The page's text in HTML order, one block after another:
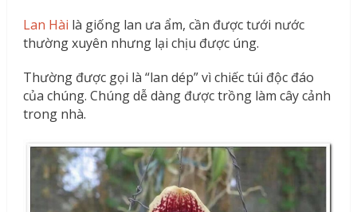
Lan Hài là giống lan ưa ẩm, cần được tưới nước
thường xuyên nhưng lại chịu được úng.
Thường được gọi là “lan dép” vì chiếc túi độc đáo
của chúng. Chúng dễ dàng được trồng làm cây cảnh
trong nhà.